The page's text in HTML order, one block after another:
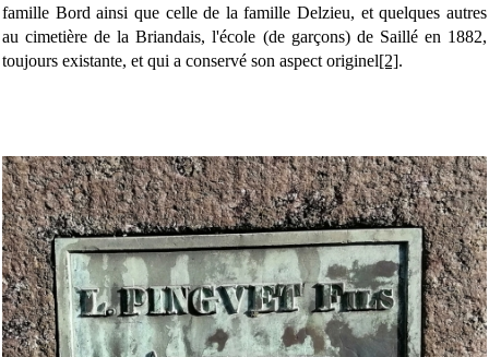
famille Bord ainsi que celle de la famille Delzieu, et quelques autres
au cimetière de la Briandais, l'école (de garçons) de Saillé en 1882,
toujours existante, et qui a conservé son aspect originel[2].